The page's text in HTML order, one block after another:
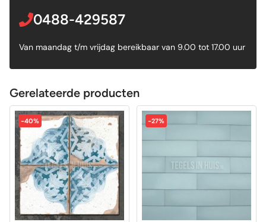
0488-429587
Van maandag t/m vrijdag bereikbaar van 9.00 tot 17.00 uur
Gerelateerde producten
-40% -27%